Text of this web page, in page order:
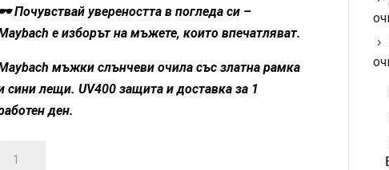
was:
(199.00
цена
45,50€
🕶 Почувствай увереността в погледа си –
е изборът на мъжете, които впечатляват.
мъжки слънчеви очила със златна рамка
сини лещи. UV400 защита и доставка за 1
ден.